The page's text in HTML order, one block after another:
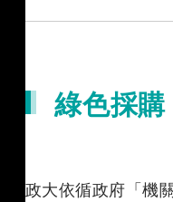
綠色採購
政大依循政府「機